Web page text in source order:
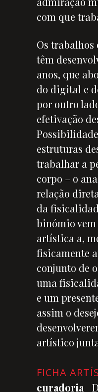
com que
Os trabalhos
têm
anos, que
do digital e
por outro
efetivação
estruturas
trabalhar a
corpo – o
relação
da
binómio
artística a,
fisicamente
conjunto de
uma
e um
assim o
artístico
FICHA
curadoria _